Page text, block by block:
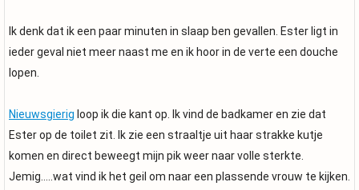
Ik denk dat ik een paar minuten in slaap ben gevallen. Ester ligt in
ieder geval niet meer naast me en ik hoor in de verte een douche
lopen.
Nieuwsgierig loop ik die kant op. Ik vind de badkamer en zie dat
Ester op de toilet zit. Ik zie een straaltje uit haar strakke kutje
komen en direct beweegt mijn pik weer naar volle sterkte.
Jemig…..wat vind ik het geil om naar een plassende vrouw te kijken.